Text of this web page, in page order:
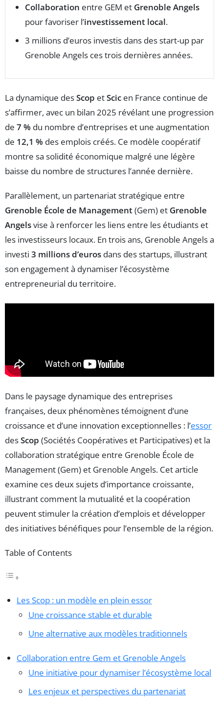
Collaboration entre GEM et Grenoble Angels
pour favoriser l’investissement local.
3 millions d’euros investis dans des start-up par
Grenoble Angels ces trois dernières années.
La dynamique desScop etScic en France continue de
s’affirmer, avec un bilan 2025 révélant une progression
de 7 % du nombre d’entreprises et une augmentation
de 12,1 % des emplois créés. Ce modèle coopératif
montre sa solidité économique malgré une légère
baisse du nombre de structures l’année dernière.
Parallèlement, un partenariat stratégique entre
Grenoble École de Management(Gem) et Grenoble
Angelsvise à renforcer les liens entre les étudiants et
les investisseurs locaux. En trois ans, Grenoble Angels a
investi 3 millions d’euros dans des startups, illustrant
son engagement à dynamiser l’écosystème
entrepreneurial du territoire.
Dans le paysage dynamique des entreprises
françaises, deux phénomènes témoignent d’une
croissance et d’une innovation exceptionnelles : l’essor
desScop (Sociétés Coopératives et Participatives) et la
collaboration stratégique entre Grenoble École de
Management (Gem) et Grenoble Angels. Cet article
examine ces deux sujets d’importance croissante,
illustrant comment la mutualité et la coopération
peuvent stimuler la création d’emplois et développer
des initiatives bénéfiques pour l’ensemble de la région.
Table of Contents
Les Scop : un modèle en plein essor
Une croissance stable et durable
Une alternative aux modèles traditionnels
Collaboration entre Gem et Grenoble Angels
Une initiative pour dynamiser l’écosystème local
Les enjeux et perspectives du partenariat